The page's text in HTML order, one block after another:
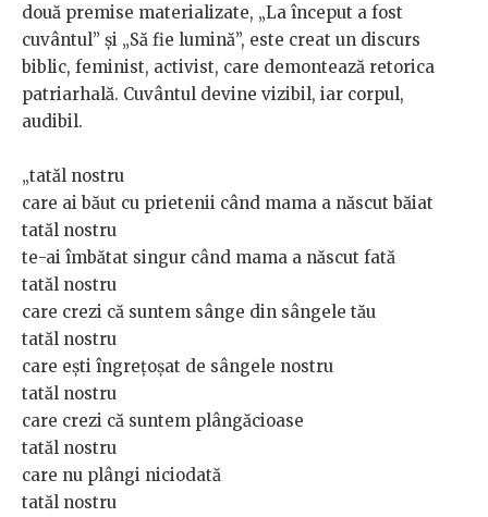
două premise materializate, „La început a fost
cuvântul” şi „Să fie lumină”, este creat un discurs
biblic, feminist, activist, care demontează retorica
patriarhală. Cuvântul devine vizibil, iar corpul,
audibil.
„tatăl nostru
care ai băut cu prietenii când mama a născut băiat
tatăl nostru
te-ai îmbătat singur când mama a născut fată
tatăl nostru
care crezi că suntem sânge din sângele tău
tatăl nostru
care ești îngrețoșat de sângele nostru
tatăl nostru
care crezi că suntem plângăcioase
tatăl nostru
care nu plângi niciodată
tatăl nostru